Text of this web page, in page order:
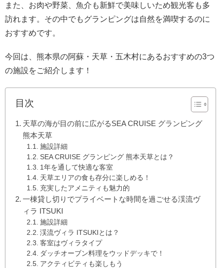
また、お肉や野菜、魚介も新鮮で美味しいため観光客も多
訪れます。その中でもグランピングは自然を満喫するのに
おすすめです。
今回は、熊本県の阿蘇・天草・五木村にあるおすすめの3つ
の施設をご紹介します！
目次
天草の海が目の前に広がるSEA CRUISE グランピング
熊本天草
施設詳細
SEA CRUISE グランピング 熊本天草とは？
1年を通して快適な客室
天草エリアの食も存分に楽しめる！
充実したアメニティも魅力的
一棟貸し切りでプライベートな時間を過ごせる渓流ヴ
ィラ ITSUKI
施設詳細
渓流ヴィラ ITSUKIとは？
客室はヴィラタイプ
ダッチオーブン料理をウッドデッキで！
アクティビティも楽しもう